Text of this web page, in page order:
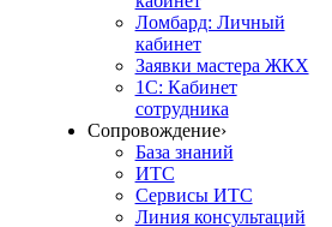
Ломбард: Личный
кабинет
Заявки мастера ЖКХ
1С: Кабинет
сотрудника
Сопровождение›
База знаний
ИТС
Сервисы ИТС
Линия консультаций